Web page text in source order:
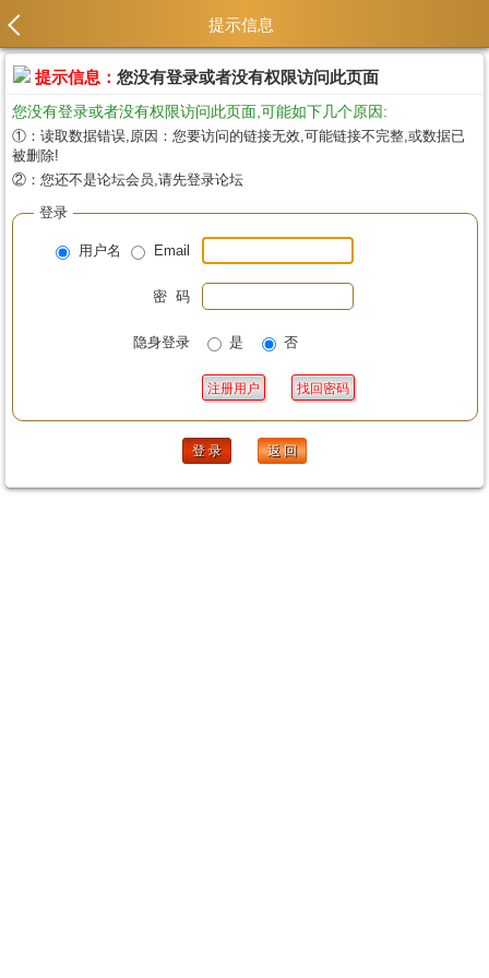
提示信息
提示信息： 您没有登录或者没有权限访问此页面
您没有登录或者没有权限访问此页面,可能如下几个原因:
①：读取数据错误,原因：您要访问的链接无效,可能链接不完整,或数据已
被删除!
②：您还不是论坛会员,请先登录论坛
登录
用户名 Email
密 码
隐身登录 是 否